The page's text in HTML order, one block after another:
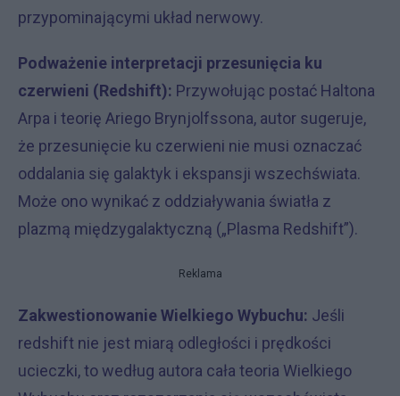
przypominającymi układ nerwowy.
Podważenie interpretacji przesunięcia ku
czerwieni (Redshift): Przywołując postać Haltona
Arpa i teorię Ariego Brynjolfssona, autor sugeruje,
że przesunięcie ku czerwieni nie musi oznaczać
oddalania się galaktyk i ekspansji wszechświata.
Może ono wynikać z oddziaływania światła z
plazmą międzygalaktyczną („Plasma Redshift”).
Reklama
Zakwestionowanie Wielkiego Wybuchu: Jeśli
redshift nie jest miarą odległości i prędkości
ucieczki, to według autora cała teoria Wielkiego